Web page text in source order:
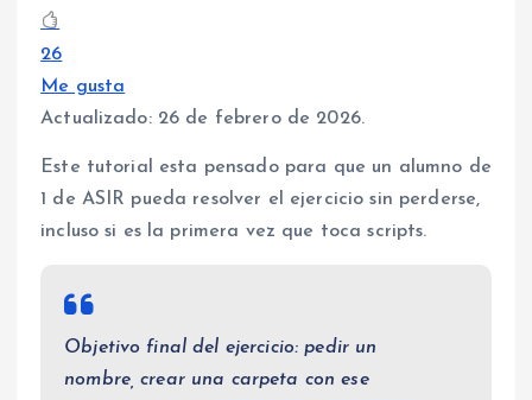
26
Me gusta
Actualizado: 26 de febrero de 2026.
Este tutorial esta pensado para que un alumno de
1 de ASIR pueda resolver el ejercicio sin perderse,
incluso si es la primera vez que toca scripts.
Objetivo final del ejercicio: pedir un
nombre, crear una carpeta con ese